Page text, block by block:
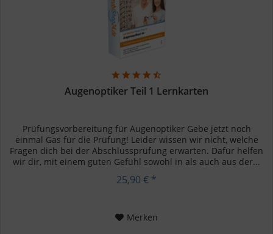
Augenoptiker Teil 1 Lernkarten
Prüfungsvorbereitung für Augenoptiker Gebe jetzt noch
einmal Gas für die Prüfung! Leider wissen wir nicht, welche
Fragen dich bei der Abschlussprüfung erwarten. Dafür helfen
wir dir, mit einem guten Gefühl sowohl in als auch aus der...
25,90 € *
Merken